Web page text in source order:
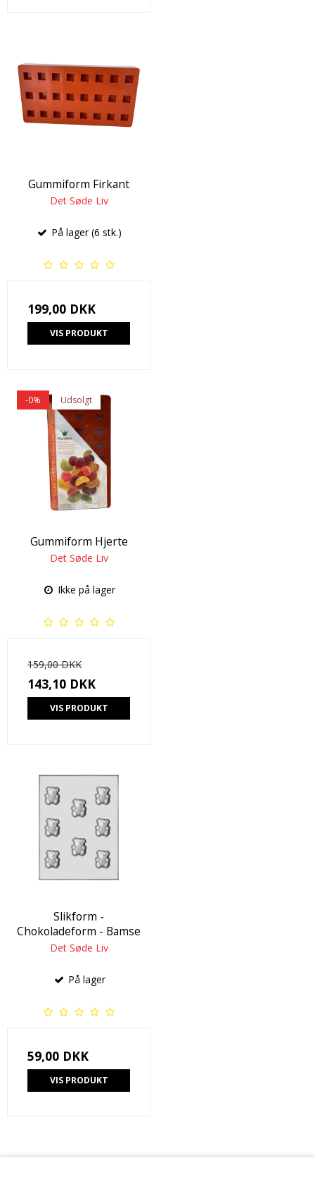
Gummiform Firkant
Det Søde Liv
På lager (6 stk.)
199,00 DKK
VIS PRODUKT
-0% Udsolgt
Gummiform Hjerte
Det Søde Liv
Ikke på lager
159,00 DKK
143,10 DKK
VIS PRODUKT
Slikform -
Chokoladeform - Bamse
Det Søde Liv
På lager
59,00 DKK
VIS PRODUKT